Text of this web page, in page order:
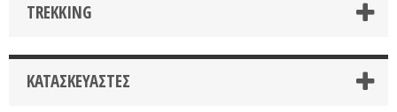
TREKKING
ΚΑΤΑΣΚΕΥΑΣΤΈΣ